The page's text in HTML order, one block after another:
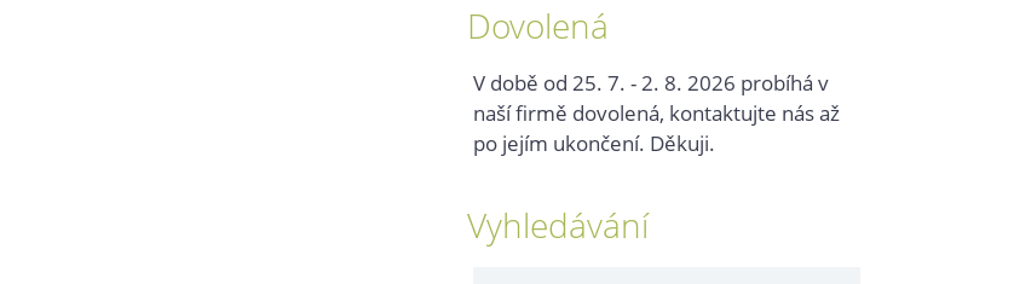
Dovolená
V době od 25. 7. - 2. 8. 2026 probíhá v
naší firmě dovolená, kontaktujte nás až
po jejím ukončení. Děkuji.
Vyhledávání